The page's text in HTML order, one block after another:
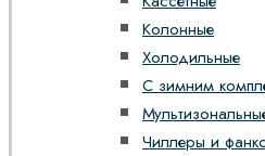
Колонные
Холодильные
С зимним
Чиллеры и